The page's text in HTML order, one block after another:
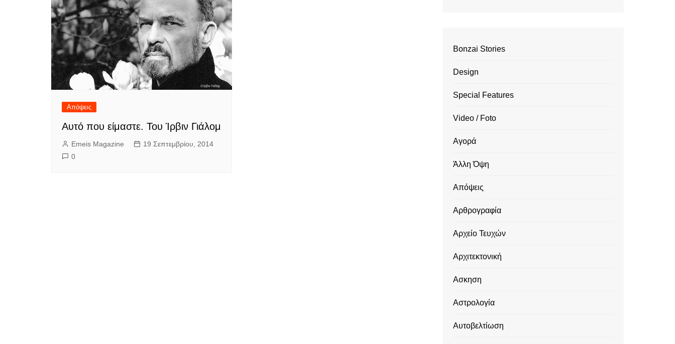
Απόψεις
Αυτό που είμαστε. Του Ίρβιν Γιάλομ
Emeis Magazine
19 Σεπτεμβρίου, 2014
0
Bonzai Stories
Design
Special Features
Video / Foto
Αγορά
Άλλη Όψη
Απόψεις
Αρθρογραφία
Αρχείο Τευχών
Αρχιτεκτονική
Ασκηση
Αστρολογία
Αυτοβελτίωση